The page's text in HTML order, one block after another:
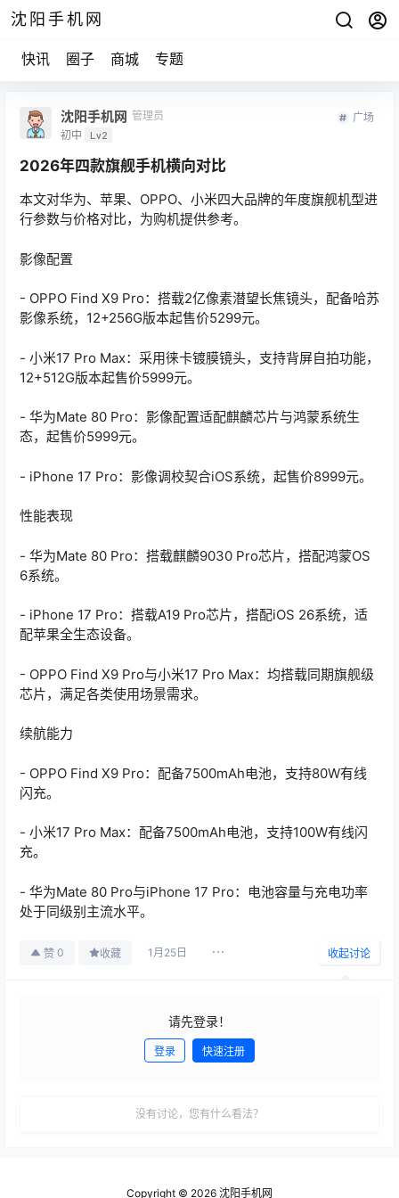
沈阳手机网
快讯 圈子 商城 专题
沈阳手机网 管理员
初中
Lv2
广场
2026年四款旗舰手机横向对比
本文对华为、苹果、OPPO、小米四大品牌的年度旗舰机型进
行参数与价格对比，为购机提供参考。
影像配置
- OPPO Find X9 Pro：搭载2亿像素潜望长焦镜头，配备哈苏
影像系统，12+256G版本起售价5299元。
- 小米17 Pro Max：采用徕卡镀膜镜头，支持背屏自拍功能，
12+512G版本起售价5999元。
- 华为Mate 80 Pro：影像配置适配麒麟芯片与鸿蒙系统生
态，起售价5999元。
- iPhone 17 Pro：影像调校契合iOS系统，起售价8999元。
性能表现
- 华为Mate 80 Pro：搭载麒麟9030 Pro芯片，搭配鸿蒙OS
6系统。
- iPhone 17 Pro：搭载A19 Pro芯片，搭配iOS 26系统，适
配苹果全生态设备。
- OPPO Find X9 Pro与小米17 Pro Max：均搭载同期旗舰级
芯片，满足各类使用场景需求。
续航能力
- OPPO Find X9 Pro：配备7500mAh电池，支持80W有线
闪充。
- 小米17 Pro Max：配备7500mAh电池，支持100W有线闪
充。
- 华为Mate 80 Pro与iPhone 17 Pro：电池容量与充电功率
处于同级别主流水平。
赞 0 收藏 1月25日 收起讨论
请先登录！
登录 快速注册
没有讨论，您有什么看法？
Copyright © 2026 沈阳手机网